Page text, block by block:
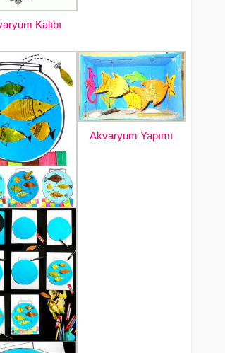
Kalıbı
Akvaryum Yapımı